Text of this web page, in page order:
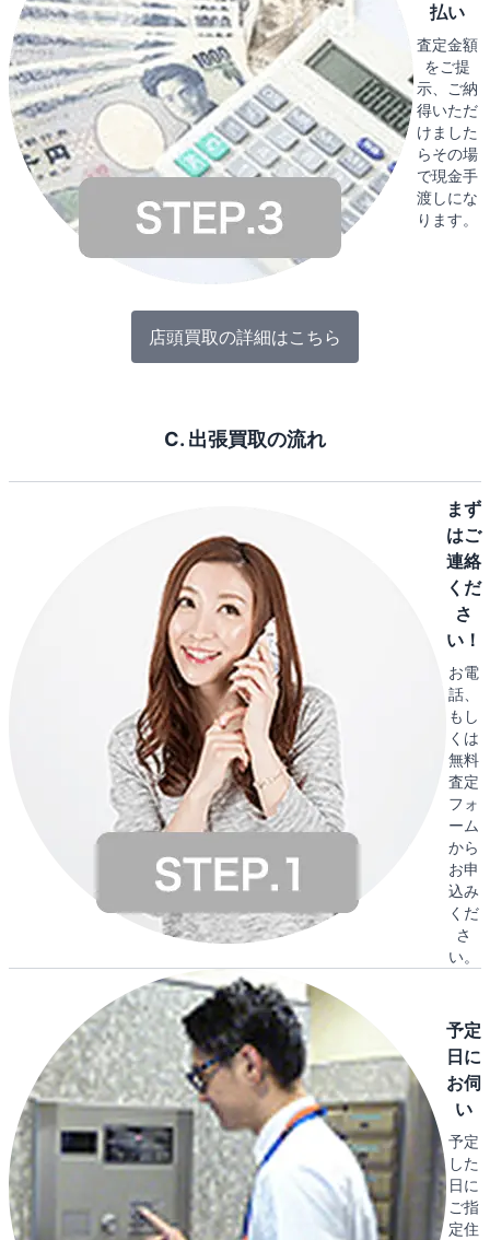
払い
査定金額
をご提
示、ご納
得いただ
けました
らその場
で現金手
渡しにな
ります。
店頭買取の詳細はこちら
C. 出張買取の流れ
まず
はご
連絡
くだ
さ
い！
お電
話、
もし
くは
無料
査定
フォ
ーム
から
お申
込み
くだ
さ
い。
予定
日に
お伺
い
予定
した
日に
ご指
定住